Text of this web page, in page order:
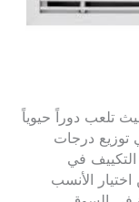
تلعب دوراً حيوياً
توزيع درجات
التكييف في
الأنسب